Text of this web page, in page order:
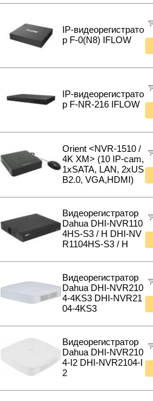
IP-видеорегистрато
р F-0(N8) IFLOW
IP-видеорегистрато
р F-NR-216 IFLOW
Orient <NVR-1510 /
4K XM> (10 IP-cam,
1xSATA, LAN, 2xUS
B2.0, VGA,HDMI)
Видеорегистратор
Dahua DHI-NVR110
4HS-S3 / H DHI-NV
R1104HS-S3 / H
Видеорегистратор
Dahua DHI-NVR210
4-4KS3 DHI-NVR21
04-4KS3
Видеорегистратор
Dahua DHI-NVR210
4-I2 DHI-NVR2104-I
2